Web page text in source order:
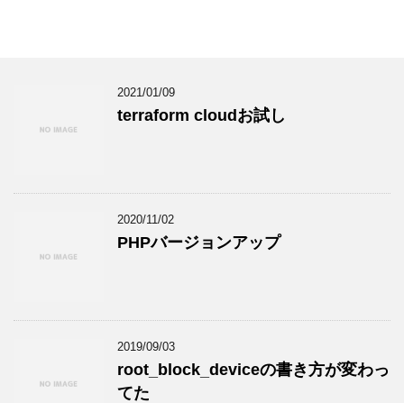
2021/01/09
terraform cloudお試し
2020/11/02
PHPバージョンアップ
2019/09/03
root_block_deviceの書き方が変わっ
てた